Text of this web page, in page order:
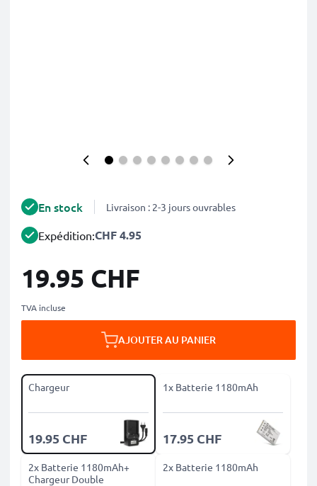
En stock Livraison : 2-3 jours ouvrables
Expédition:CHF 4.95
19.95 CHF
TVA incluse
AJOUTER AU PANIER
Chargeur
19.95 CHF
1x Batterie 1180mAh
17.95 CHF
2x Batterie 1180mAh+
Chargeur Double
2x Batterie 1180mAh